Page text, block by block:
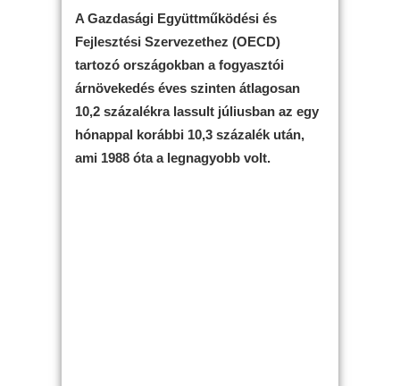
A Gazdasági Együttműködési és
Fejlesztési Szervezethez (OECD)
tartozó országokban a fogyasztói
árnövekedés éves szinten átlagosan
10,2 százalékra lassult júliusban az egy
hónappal korábbi 10,3 százalék után,
ami 1988 óta a legnagyobb volt.